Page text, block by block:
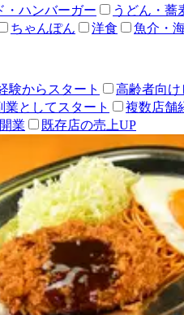
・ハンバーガー うどん・蕎
ちゃんぽん 洋食 魚介・
験からスタート 高齢者向け
業としてスタート 複数店舗
業 既存店の売上UP